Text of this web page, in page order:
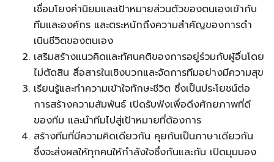
เชื่อมโยงค่านิยมและเป้าหมายส่วนตัวของตนเองเข้ากับ
ทีมและองค์กร และตระหนักถึงความสําคัญของการดํา
เนินชีวิตของตนเอง
เสริมสร้างแนวคิดและทัศนคติของการอยู่ร่วมกับผู้อื่นโดย
ไม่ตัดสิน สื่อสารในเชิงบวกและจัดการทีมอย่างมีความสุข
เรียนรู้และทําความเข้าใจทักษะชีวิต ซึ่งเป็นประโยชน์ต่อ
การสร้างความสัมพันธ์ เปิดรับฟังเพื่อดึงศักยภาพที่ดี
ของทีม และนําทีมไปสู่เป้าหมายที่ต้องการ
สร้างทีมที่มีความคิดเดียวกัน คุยกันเป็นภาษาเดียวกัน
ซึ่งจะส่งผลให้ทุกคนให้กําลังใจซึ่งกันและกัน เปิดมุมมอง